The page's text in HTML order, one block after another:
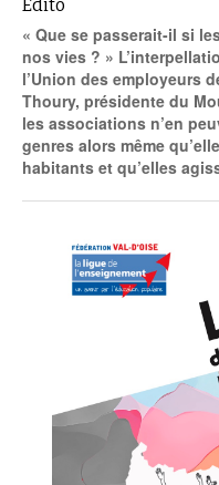
Édito
« Que se passerait-il si
nos vies ? »
l’Union des employeurs
Thoury, présidente du
les associations n’en
genres alors même
habitants et qu’elles